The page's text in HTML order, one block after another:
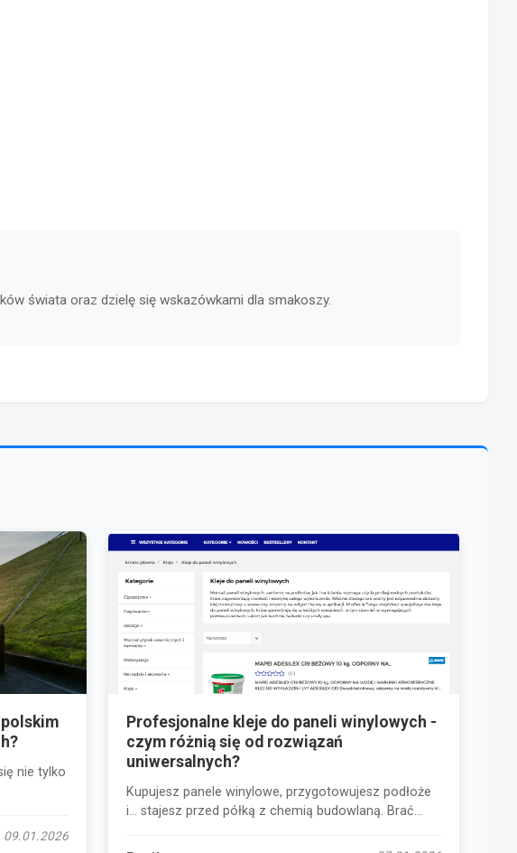
świata oraz dzielę się wskazówkami dla smakoszy.
nie tylko
09.01.2026
Profesjonalne kleje do paneli winylowych -
czym różnią się od rozwiązań
uniwersalnych?
Kupujesz panele winylowe, przygotowujesz podłoże
i… stajesz przed półką z chemią budowlaną. Brać...